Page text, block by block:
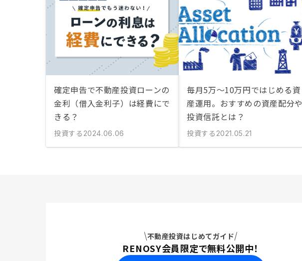
確定申告で不動産投資ローンの
金利（借入金利子）は経費にで
きる？
投資する 2024.06.06
毎月5万〜10万円ではじめる資
産運用。おすすめの資産配分や
投資信託とは？
投資する 2021.05.21
不動産投資はじめてガイド
RENOSY会員限定で無料公開中！